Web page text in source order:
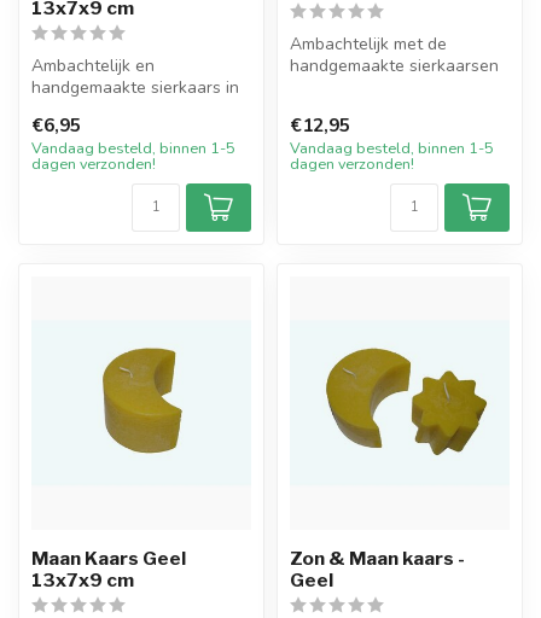
13x7x9 cm
Ambachtelijk en
handgemaakte sierkaars in
kleur rood....
€6,95
Vandaag besteld, binnen 1-5
dagen verzonden!
Ambachtelijk met de
handgemaakte sierkaarsen
€12,95
Vandaag besteld, binnen 1-5
dagen verzonden!
Maan Kaars Geel
13x7x9 cm
Zon & Maan kaars -
Geel